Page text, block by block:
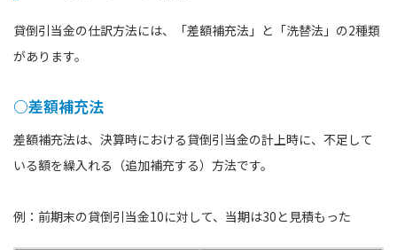
貸倒引当金の仕訳方法には、「差額補充法」と「洗替法」の2種類
があります。
○差額補充法
差額補充法は、決算時における貸倒引当金の計上時に、不足して
いる額を繰入れる（追加補充する）方法です。
例：前期末の貸倒引当金10に対して、当期は30と見積もった